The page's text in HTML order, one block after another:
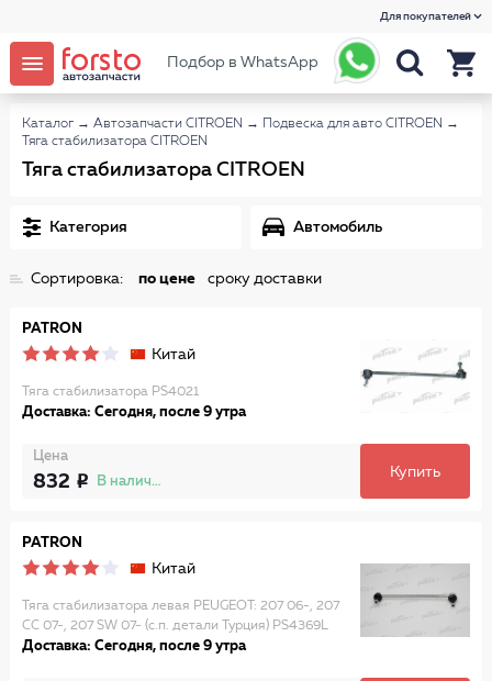
Для покупателей
Подбор в WhatsApp
Каталог → Автозапчасти CITROEN → Подвеска для авто CITROEN →
Тяга стабилизатора CITROEN
Тяга стабилизатора CITROEN
Категория Автомобиль
Сортировка: по цене сроку доставки
PATRON
Китай
Тяга стабилизатора PS4021
Доставка: Сегодня, после 9 утра
Цена
832 В наличии
Купить
PATRON
Китай
Тяга стабилизатора левая PEUGEOT: 207 06-, 207
CC 07-, 207 SW 07- (с.п. детали Турция) PS4369L
Доставка: Сегодня, после 9 утра